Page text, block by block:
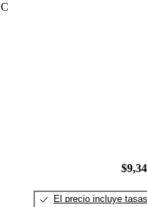
El precio incluye tasas